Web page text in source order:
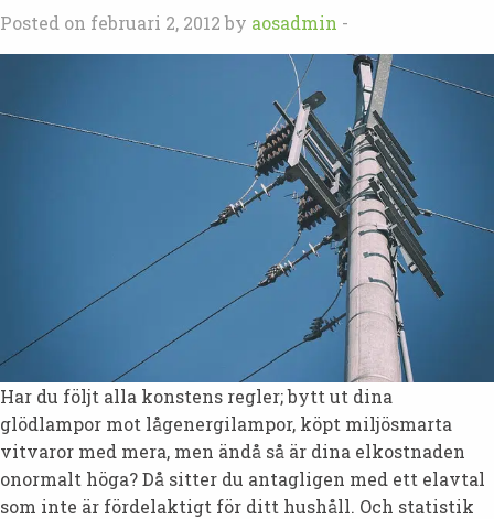
Posted on februari 2, 2012 by aosadmin -
Har du följt alla konstens regler; bytt ut dina
glödlampor mot lågenergilampor, köpt miljösmarta
vitvaror med mera, men ändå så är dina elkostnaden
onormalt höga? Då sitter du antagligen med ett elavtal
som inte är fördelaktigt för ditt hushåll. Och statistik